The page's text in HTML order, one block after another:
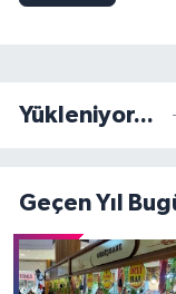
Yükleniyor...
Geçen Yıl